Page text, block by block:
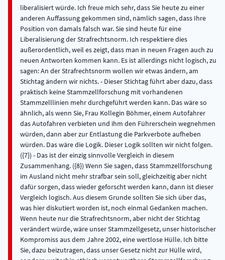
liberalisiert würde. Ich freue mich sehr, dass Sie heute zu einer
anderen Auffassung gekommen sind, nämlich sagen, dass Ihre
Position von damals falsch war. Sie sind heute für eine
Liberalisierung der Strafrechtsnorm. Ich respektiere dies
außerordentlich, weil es zeigt, dass man in neuen Fragen auch zu
neuen Antworten kommen kann. Es ist allerdings nicht logisch, zu
sagen: An der Strafrechtsnorm wollen wir etwas ändern, am
Stichtag ändern wir nichts. - Dieser Stichtag führt aber dazu, dass
praktisch keine Stammzellforschung mit vorhandenen
Stammzelllinien mehr durchgeführt werden kann. Das wäre so
ähnlich, als wenn Sie, Frau Kollegin Böhmer, einem Autofahrer
das Autofahren verbieten und ihm den Führerschein wegnehmen
würden, dann aber zur Entlastung die Parkverbote aufheben
würden. Das wäre die Logik. Dieser Logik sollten wir nicht folgen.
({7}) - Das ist der einzig sinnvolle Vergleich in diesem
Zusammenhang. ({8}) Wenn Sie sagen, dass Stammzellforschung
im Ausland nicht mehr strafbar sein soll, gleichzeitig aber nicht
dafür sorgen, dass wieder geforscht werden kann, dann ist dieser
Vergleich logisch. Aus diesem Grunde sollten Sie sich über das,
was hier diskutiert worden ist, noch einmal Gedanken machen.
Wenn heute nur die Strafrechtsnorm, aber nicht der Stichtag
verändert würde, wäre unser Stammzellgesetz, unser historischer
Kompromiss aus dem Jahre 2002, eine wertlose Hülle. Ich bitte
Sie, dazu beizutragen, dass unser Gesetz nicht zur Hülle wird,